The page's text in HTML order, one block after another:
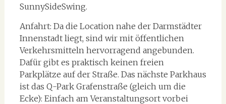
SunnySideSwing.
Anfahrt: Da die Location nahe der Darmstädter
Innenstadt liegt, sind wir mit öffentlichen
Verkehrsmitteln hervorragend angebunden.
Dafür gibt es praktisch keinen freien
Parkplätze auf der Straße. Das nächste Parkhaus
ist das Q-Park Grafenstraße (gleich um die
Ecke): Einfach am Veranstaltungsort vorbei